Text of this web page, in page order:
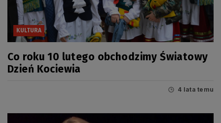
KULTURA
Co roku 10 lutego obchodzimy Światowy
Dzień Kociewia
4 lata temu